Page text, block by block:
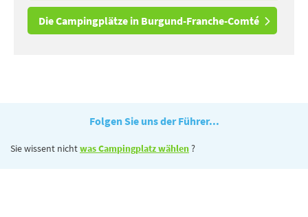
Die Campingplätze in Burgund-Franche-Comté
Folgen Sie uns der Führer...
Sie wissent nichtwas Campingplatz wählen?